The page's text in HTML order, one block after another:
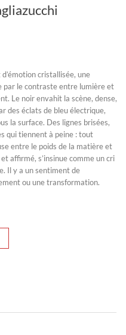
cristallisée, une
le contraste entre lumière et
Le noir envahit la scène, dense,
des éclats de bleu électrique,
la surface. Des lignes brisées,
qui tiennent à peine : tout
entre le poids de la matière et
affirmé, s’insinue comme un cri
Il y a un sentiment de
ou une transformation.